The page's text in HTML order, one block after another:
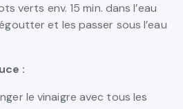
verts env. 15 min. dans l’eau
et les passer sous l’eau
:
le vinaigre avec tous les